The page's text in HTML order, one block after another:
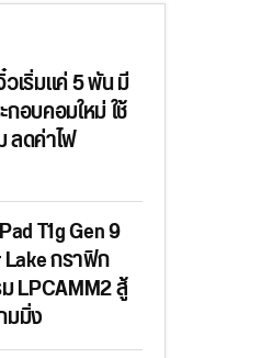
เริ่มแค่ 5 พัน มี
อบคอมใหม่ ใช้
ดค่าไฟ
T1g Gen 9
กราฟิก
LPCAMM2 สู้
มมิ่ง